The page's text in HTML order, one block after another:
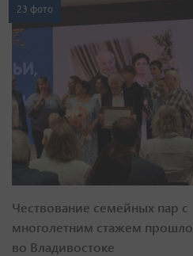
23 фото
Чествование семейных пар с
многолетним стажем прошло
во Владивостоке